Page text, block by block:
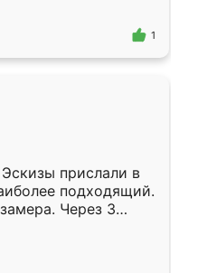
самый
1
прислали в
подходящий.
Через 3
Остались
Ренессанс
работу!